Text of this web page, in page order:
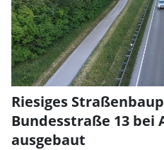
Riesiges
Bundesstraße 13 bei
ausgebaut